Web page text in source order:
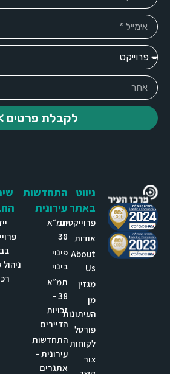
לקבלת פרטים >>
ניווט
באתר
פרוייקטים
אודות
About
Us
מגזין
מן
העיתונות
פורטל
לקוחות
צור
התחדשות
עירונית
תמ״א
38
פינוי
בינוי
תמ״א
38 -
זכויות
הדיירים
התחדשות
עירונית -
אתגרים